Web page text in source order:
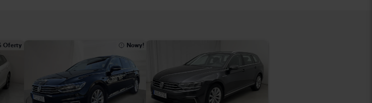
Oferty Nowy!